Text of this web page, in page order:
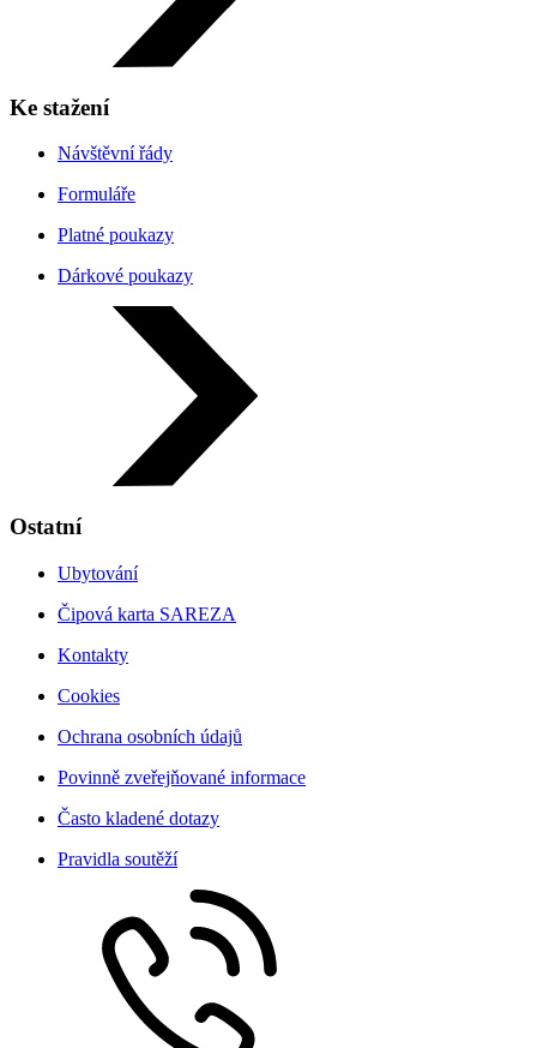
Ke stažení
Návštěvní řády
Formuláře
Platné poukazy
Dárkové poukazy
Ostatní
Ubytování
Čipová karta SAREZA
Kontakty
Cookies
Ochrana osobních údajů
Povinně zveřejňované informace
Často kladené dotazy
Pravidla soutěží